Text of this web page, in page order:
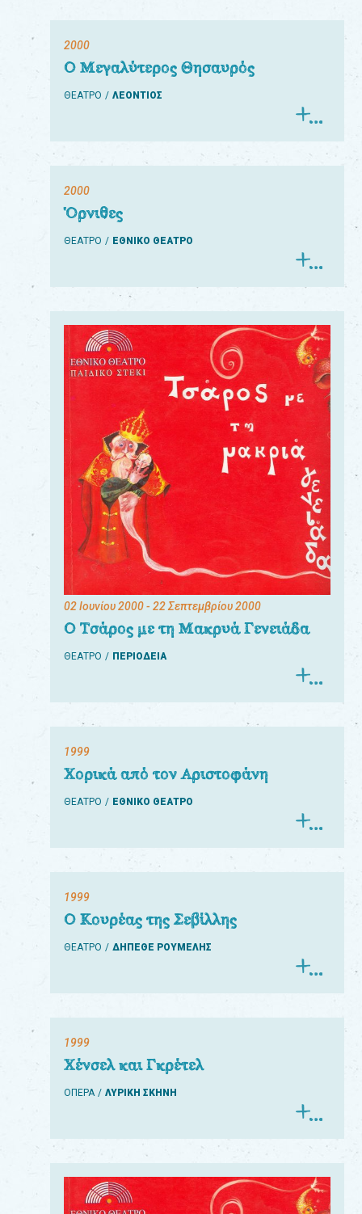
2000
Ο Μεγαλύτερος Θησαυρός
ΘΕΑΤΡΟ ΛΕΟΝΤΙΟΣ
2000
Όρνιθες
ΘΕΑΤΡΟ ΕΘΝΙΚΟ ΘΕΑΤΡΟ
02 Ιουνίου 2000- 22 Σεπτεμβρίου 2000
Ο Τσάρος με τη Μακρυά Γενειάδα
ΘΕΑΤΡΟ ΠΕΡΙΟΔΕΙΑ
1999
Χορικά από τον Αριστοφάνη
ΘΕΑΤΡΟ ΕΘΝΙΚΟ ΘΕΑΤΡΟ
1999
Ο Κουρέας της Σεβίλλης
ΘΕΑΤΡΟ ΔΗΠΕΘΕ ΡΟΥΜΕΛΗΣ
1999
Χένσελ και Γκρέτελ
ΟΠΕΡΑ ΛΥΡΙΚΗ ΣΚΗΝΗ